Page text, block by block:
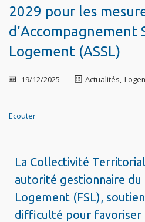
2029 pour les
d’Accompagnement
Logement (ASSL)
19/12/2025 Actualités,
Ecouter
La Collectivité
autorité gestionnaire du
Logement (FSL),
difficulté pour favoriser